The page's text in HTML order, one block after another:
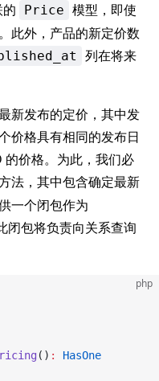
Price 模型，即使
此外，产品的新定价数
列在将来
新发布的定价，其中发
价格具有相同的发布日
价格。为此，我们必
法，其中包含确定最新
一个闭包作为
闭包将负责向关系查询
php
() :
HasOne